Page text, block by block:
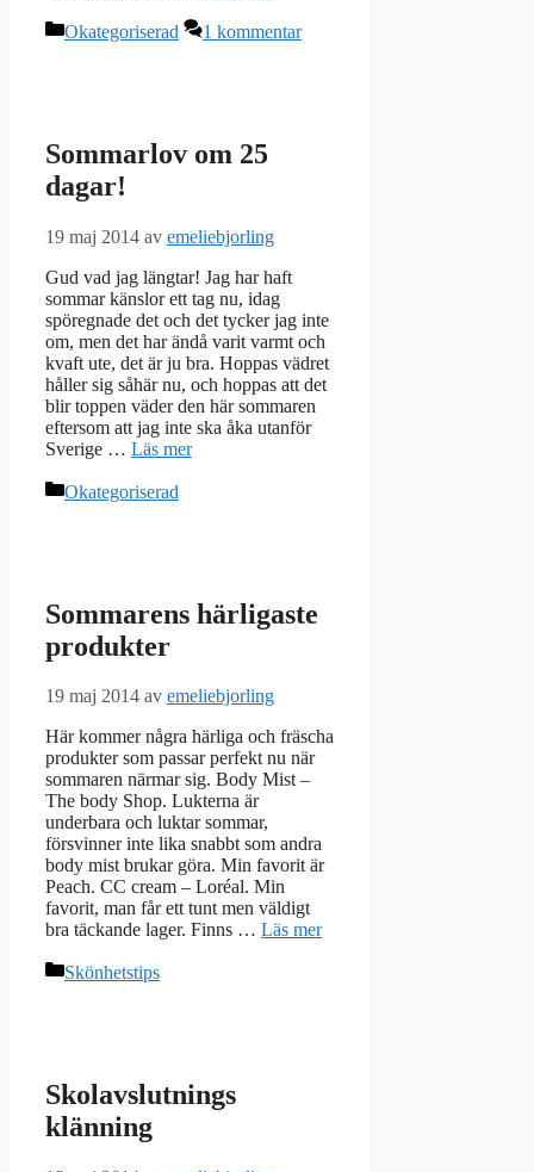
Kategorier
Okategoriserad 1 kommentar
Sommarlov om 25
dagar!
19 maj 2014 av emeliebjorling
Gud vad jag längtar! Jag har haft
sommar känslor ett tag nu, idag
spöregnade det och det tycker jag inte
om, men det har ändå varit varmt och
kvaft ute, det är ju bra. Hoppas vädret
håller sig såhär nu, och hoppas att det
blir toppen väder den här sommaren
eftersom att jag inte ska åka utanför
Sverige … Läs mer
Kategorier
Okategoriserad
Sommarens härligaste
produkter
19 maj 2014 av emeliebjorling
Här kommer några härliga och fräscha
produkter som passar perfekt nu när
sommaren närmar sig. Body Mist –
The body Shop. Lukterna är
underbara och luktar sommar,
försvinner inte lika snabbt som andra
body mist brukar göra. Min favorit är
Peach. CC cream – Loréal. Min
favorit, man får ett tunt men väldigt
bra täckande lager. Finns … Läs mer
Kategorier
Skönhetstips
Skolavslutnings
klänning